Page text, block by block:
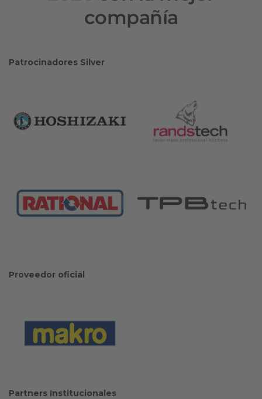
compañía
Patrocinadores Silver
Proveedor oficial
Partners Institucionales